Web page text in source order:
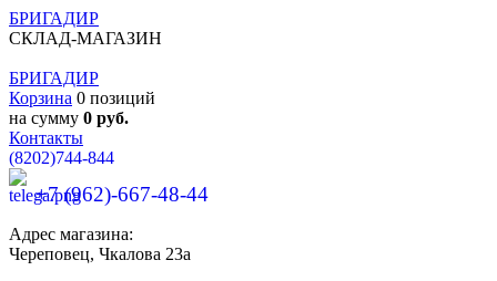
БРИГАДИР
СКЛАД-МАГАЗИН
БРИГАДИР
Корзина 0 позиций
на сумму 0 руб.
Контакты
(8202)744-844
+7 (962)-667-48-44
Адрес магазина:
Череповец, Чкалова 23а